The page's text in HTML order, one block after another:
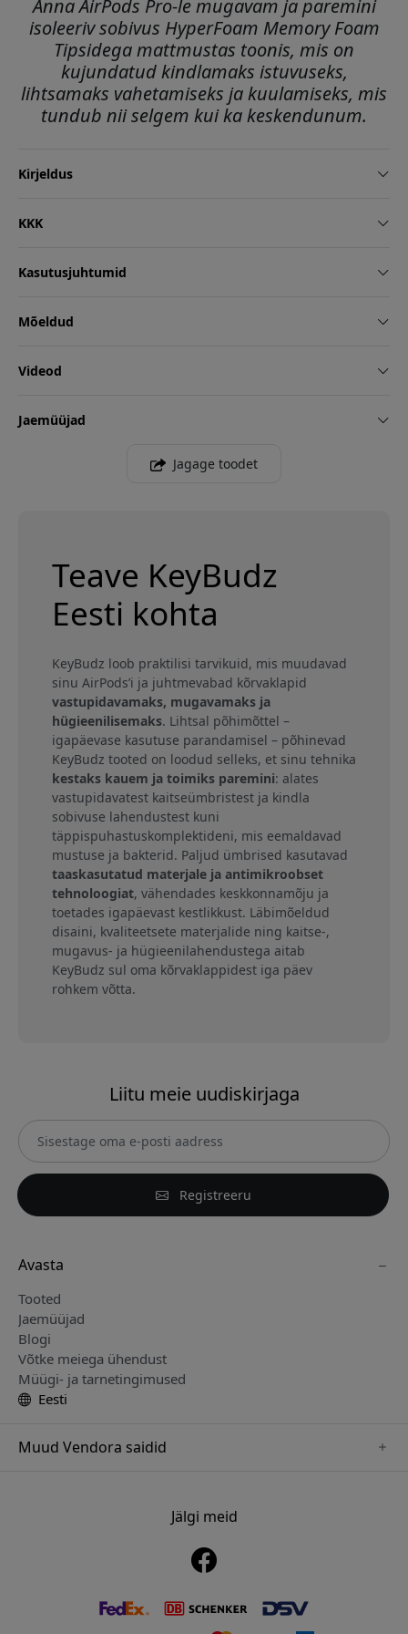
Anna AirPods Pro-le mugavam ja paremini
isoleeriv sobivus HyperFoam Memory Foam
Tipsidega mattmustas toonis, mis on
kujundatud kindlamaks istuvuseks,
lihtsamaks vahetamiseks ja kuulamiseks, mis
tundub nii selgem kui ka keskendunum.
Kirjeldus
KKK
Kasutusjuhtumid
Mõeldud
Videod
Jaemüüjad
Jagage toodet
Teave KeyBudz
Eesti kohta
KeyBudz loob praktilisi tarvikuid, mis muudavad
sinu AirPods’i ja juhtmevabad kõrvaklapid
vastupidavamaks, mugavamaks ja
hügieenilisemaks. Lihtsal põhimõttel –
igapäevase kasutuse parandamisel – põhinevad
KeyBudz tooted on loodud selleks, et sinu tehnika
kestaks kauem ja toimiks paremini: alates
vastupidavatest kaitseümbristest ja kindla
sobivuse lahendustest kuni
täppispuhastuskomplektideni, mis eemaldavad
mustuse ja bakterid. Paljud ümbrised kasutavad
taaskasutatud materjale ja antimikroobset
tehnoloogiat, vähendades keskkonnamõju ja
toetades igapäevast kestlikkust. Läbimõeldud
disaini, kvaliteetsete materjalide ning kaitse-,
mugavus- ja hügieenilahendustega aitab
KeyBudz sul oma kõrvaklappidest iga päev
rohkem võtta.
Liitu meie uudiskirjaga
Registreeru
Avasta
Tooted
Jaemüüjad
Blogi
Võtke meiega ühendust
Müügi- ja tarnetingimused
Eesti
Muud Vendora saidid
www.myfirst.se
Jälgi meid